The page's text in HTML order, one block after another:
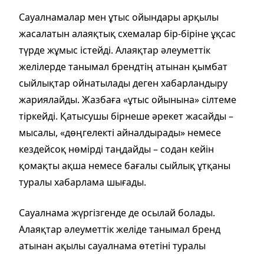
Сауалнамалар мен ұтыс ойындары арқылы
жасалатын алаяқтық схемалар бір-біріне ұқсас
түрде жұмыс істейді. Алаяқтар әлеуметтік
желілерде танымал брендтің атынан қымбат
сыйлықтар ойнатылады деген хабарландыру
жариялайды. Жазбаға «ұтыс ойынына» сілтеме
тіркейді. Қатысушы бірнеше әрекет жасайды –
мысалы, «дөңгелекті айналдырады» немесе
кездейсоқ нөмірді таңдайды – содан кейін
қомақты ақша немесе бағалы сыйлық ұтқаны
туралы хабарлама шығады.
Сауалнама жүргізгенде де осылай болады.
Алаяқтар әлеуметтік желіде танымал бренд
атынан ақылы сауалнама өтетіні туралы